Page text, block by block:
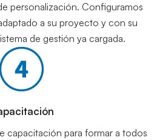
personalización. Configuramos
a su proyecto y con su
de gestión ya cargada.
capacitación para formar a todos